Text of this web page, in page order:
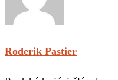
Roderik Pastier